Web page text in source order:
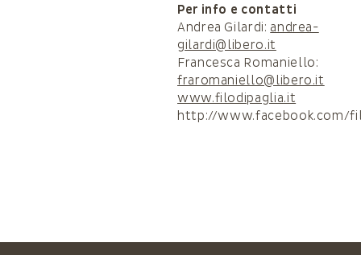
Per info e contatti
Andrea Gilardi: andrea-
gilardi@libero.it
Francesca Romaniello:
fraromaniello@libero.it
www.filodipaglia.it
http://www.facebook.com/